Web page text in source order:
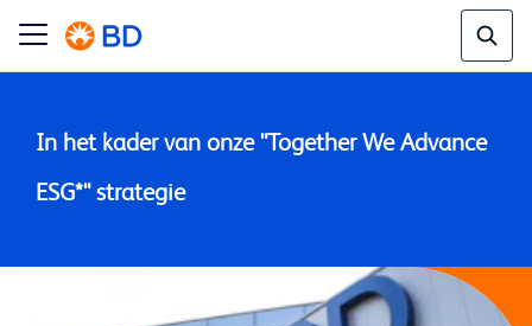
In het kader van onze "Together We Advance
ESG*" strategie